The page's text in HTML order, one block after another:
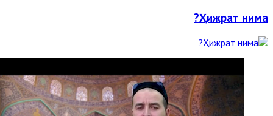
Ҳижрат нима?